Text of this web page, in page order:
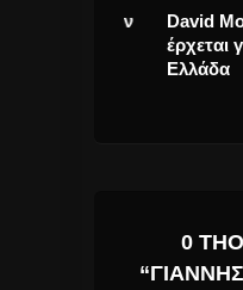
David
έρχεται για
Ελλάδα
0